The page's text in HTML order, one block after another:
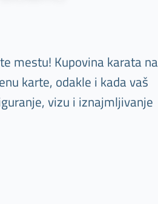
mestu! Kupovina karata na
karte, odakle i kada vaš
vizu i iznajmljivanje